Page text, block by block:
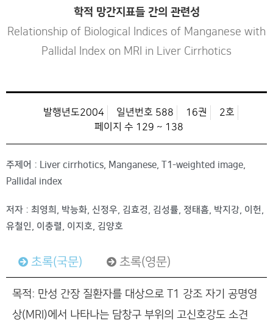
학적 망간지표들 간의 관련성
Relationship of Biological Indices of Manganese with
Pallidal Index on MRI in Liver Cirrhotics
발행년도2004 일년번호 588 16권
2호
페이지 수 129 ~ 138
주제어 : Liver cirrhotics, Manganese, T1-weighted image,
Pallidal index
저자 : 최영희, 박능화, 신정우, 김효경, 김성률, 정태흠, 박지강, 이헌,
유철인, 이충렬, 이지호, 김양호
초록(국문) 초록(영문)
목적: 만성 간장 질환자를 대상으로 T1 강조 자기 공명영
상(MRI)에서 나타나는 담창구 부위의 고신호강도 소견